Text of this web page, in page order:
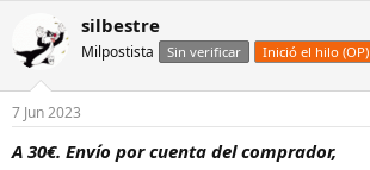
silbestre
Milpostista Sin verificar Inició el hilo (OP)
7 Jun 2023
A 30€. Envío por cuenta del comprador,